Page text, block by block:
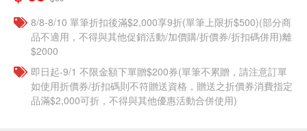
8/8-8/10 單筆折扣後滿$2,000享9折(單筆上限折$500)(部分商
品不適用，不得與其他促銷活動/加價購/折價券/折扣碼併用)離
$2000
即日起-9/1 不限金額下單贈$200券(單筆不累贈，請注意訂單
如使用折價券/折扣碼則不符贈送資格，贈送之折價券消費指定
品滿$2,000可折，不得與其他優惠活動合併使用)